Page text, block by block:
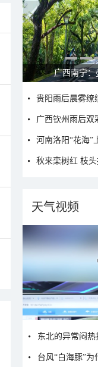
呼伦贝尔草原
贵阳雨后晨雾缭
广西钦州雨后双
河南洛阳“花海”
秋来栾树红 枝
天气视频
东北的异常闷
台风“白海豚”为